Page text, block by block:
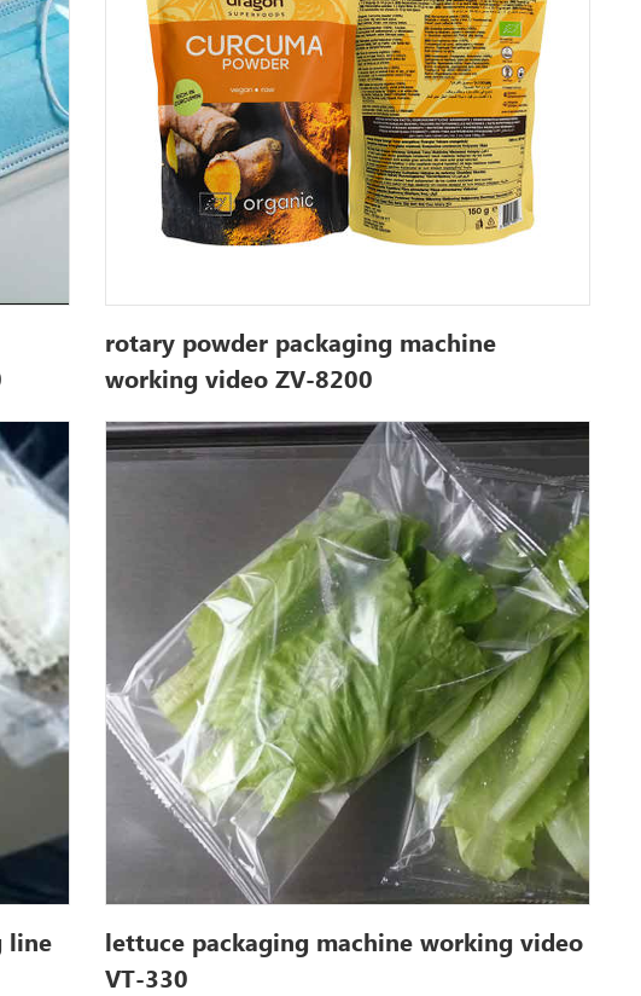
rotary powder packaging machine
working video ZV-8200
line
lettuce packaging machine working video
VT-330